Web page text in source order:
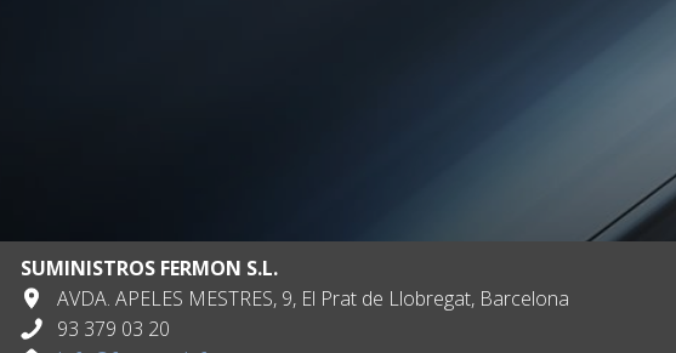
SUMINISTROS FERMON S.L.
AVDA. APELES MESTRES, 9, El Prat de Llobregat, Barcelona
93 379 03 20